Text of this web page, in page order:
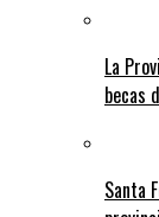
La
becas
Santa